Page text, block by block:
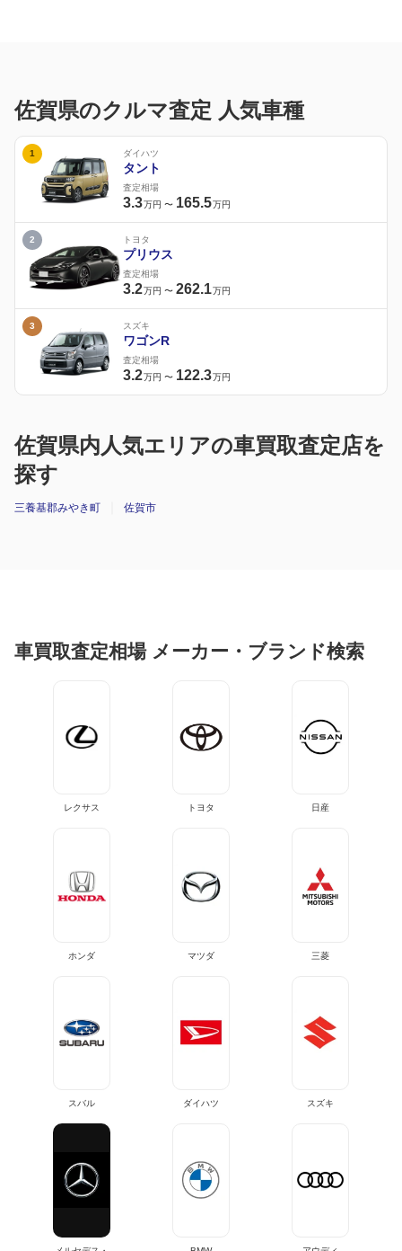
佐賀県のクルマ査定 人気車種
1 ダイハツ
タント
査定相場
3.3万円 〜 165.5万円
2 トヨタ
プリウス
査定相場
3.2万円 〜 262.1万円
3 スズキ
ワゴンR
査定相場
3.2万円 〜 122.3万円
佐賀県内人気エリアの車買取査定店を
探す
三養基郡みやき町 佐賀市
車買取査定相場 メーカー・ブランド検索
レクサス トヨタ 日産
ホンダ マツダ 三菱
スバル ダイハツ スズキ